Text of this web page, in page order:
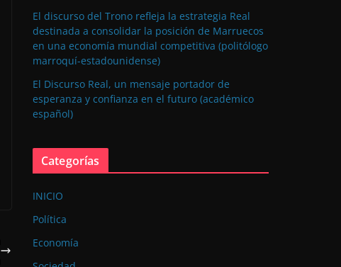
El discurso del Trono refleja la estrategia Real
destinada a consolidar la posición de Marruecos
en una economía mundial competitiva (politólogo
marroquí-estadounidense)
El Discurso Real, un mensaje portador de
esperanza y confianza en el futuro (académico
español)
Categorías
INICIO
Política
Economía